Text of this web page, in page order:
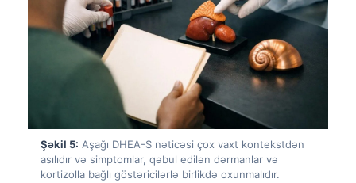
Şəkil 5: Aşağı DHEA-S nəticəsi çox vaxt kontekstdən
asılıdır və simptomlar, qəbul edilən dərmanlar və
kortizolla bağlı göstəricilərlə birlikdə oxunmalıdır.
Basa Jawa
Cebuano
Кыргызча
Татар теле
Беларуская мова
Esperanto